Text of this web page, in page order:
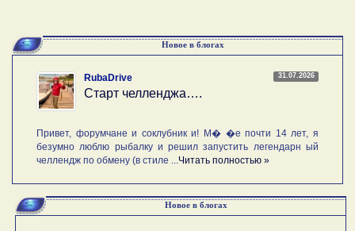
Новое в блогах
31.07.2026
RubaDrive
Старт челленджа….
Привет, форумчане и соклубник и! М� �е почти 14 лет, я
безумно люблю рыбалку и решил запустить легендарн ый
челлендж по обмену (в стиле ... Читать полностью »
Новое в блогах